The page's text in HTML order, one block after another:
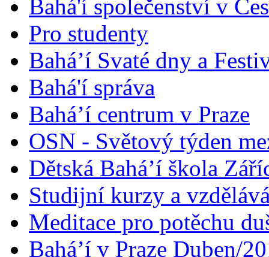
Bahá'í společenství v
Pro studenty
Bahá’í Svaté dny a
Bahá'í správa
Bahá’í centrum v Praze
OSN - Světový týden
Dětská Bahá’í škola
Studijní kurzy a
Meditace pro potěchu
Bahá’í v Praze Duben/